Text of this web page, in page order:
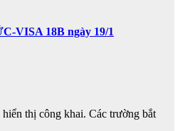
VISA 18B ngày 19/1
thị công khai. Các trường bắt